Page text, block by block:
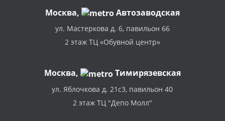
Москва, Автозаводская
ул. Мастеркова д. 6, павильон 66
2 этаж ТЦ «Обувной центр»
Москва, Тимирязевская
ул. Яблочкова д. 21с3, павильон 40
2 этаж ТЦ "Депо Молл"